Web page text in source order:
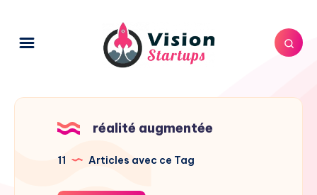
réalité augmentée
11 Articles avec ce Tag